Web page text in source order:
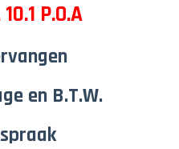
P.O.A
en B.T.W.